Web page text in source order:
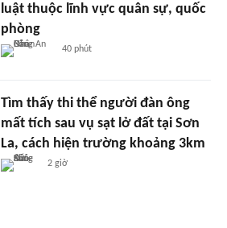
luật thuộc lĩnh vực quân sự, quốc
phòng
40 phút
Tìm thấy thi thể người đàn ông
mất tích sau vụ sạt lở đất tại Sơn
La, cách hiện trường khoảng 3km
2 giờ